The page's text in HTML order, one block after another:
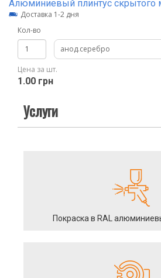
Алюминиевый плинтус скрытого
Доставка 1-2 дня
Кол-во
анод.серебро
Цена за шт.
1.00 грн
Услуги
Покраска в RAL